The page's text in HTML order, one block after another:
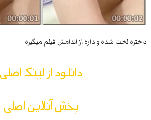
دختره لخت شده و داره از اندامش فیلم میگیره
دانلود از لینک اصلی
پخش آنلاین اصلی